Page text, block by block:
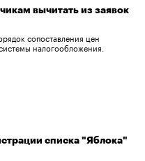
вычитать из заявок
сопоставления цен
налогообложения.
списка "Яблока"